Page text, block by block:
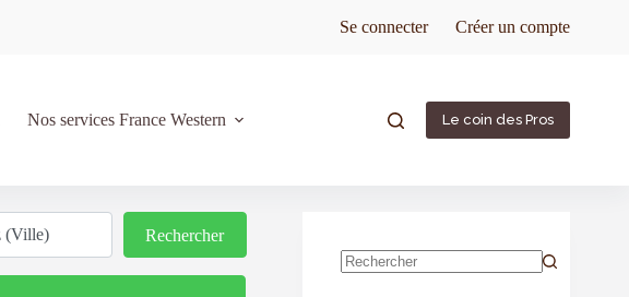
Se connecter Créer un compte
Nos services France Western Le coin des Pros
RechercherRechercher